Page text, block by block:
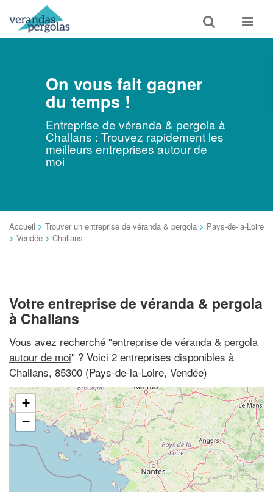
Toggle
search
Toggle
On vous fait gagner
du temps !
Entreprise de véranda & pergola à
Challans : Trouvez rapidement les
meilleurs entreprises autour de
moi
Accueil > Trouver un entreprise de véranda & pergola > Pays-de-la-Loire
> Vendée > Challans
Votre entreprise de véranda & pergola
à Challans
Vous avez recherché "entreprise de véranda & pergola
autour de moi" ? Voici 2 entreprises disponibles à
Challans, 85300 (Pays-de-la-Loire, Vendée)
+
−